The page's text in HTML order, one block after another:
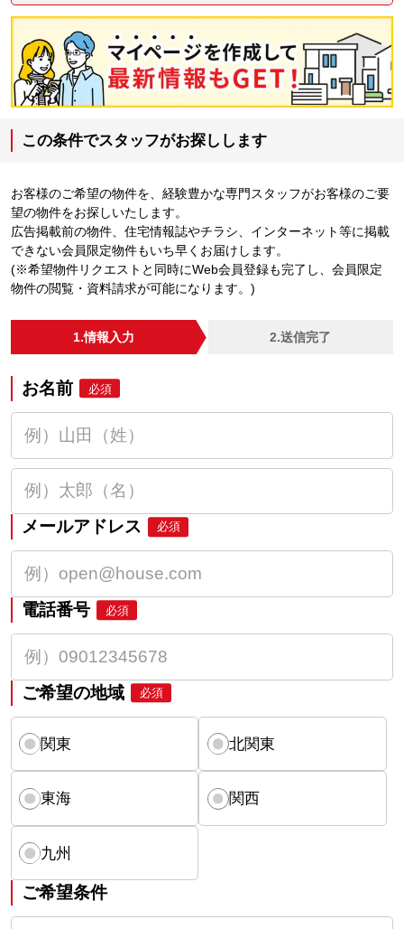
この条件でスタッフがお探しします
お客様のご希望の物件を、経験豊かな専門スタッフがお客様のご要
望の物件をお探しいたします。
広告掲載前の物件、住宅情報誌やチラシ、インターネット等に掲載
できない会員限定物件もいち早くお届けします。
(※希望物件リクエストと同時にWeb会員登録も完了し、会員限定
物件の閲覧・資料請求が可能になります。)
1.情報入力 2.送信完了
お名前 必須
メールアドレス 必須
電話番号 必須
ご希望の地域 必須
関東 北関東
東海 関西
九州
ご希望条件